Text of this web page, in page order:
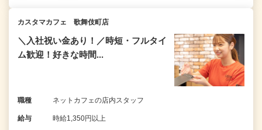
カスタマカフェ 歌舞伎町店
＼入社祝い金あり！／時短・フルタイ
ム歓迎！好きな時間...
職種 ネットカフェの店内スタッフ
給与 時給1,350円以上